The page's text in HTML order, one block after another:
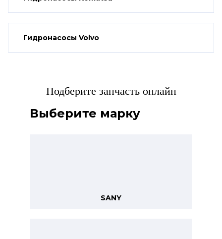
Гидронасосы Volvo
Подберите запчасть онлайн
Выберите марку
SANY